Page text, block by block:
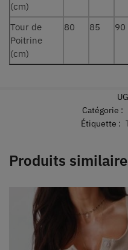
(cm)
Tour de
Poitrine
(cm)
80 85 90
Catégorie :
Étiquette :
Produits